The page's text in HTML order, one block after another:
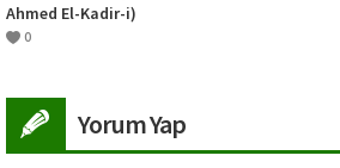
Ahmed El-Kadir-i)
0
Yorum Yap